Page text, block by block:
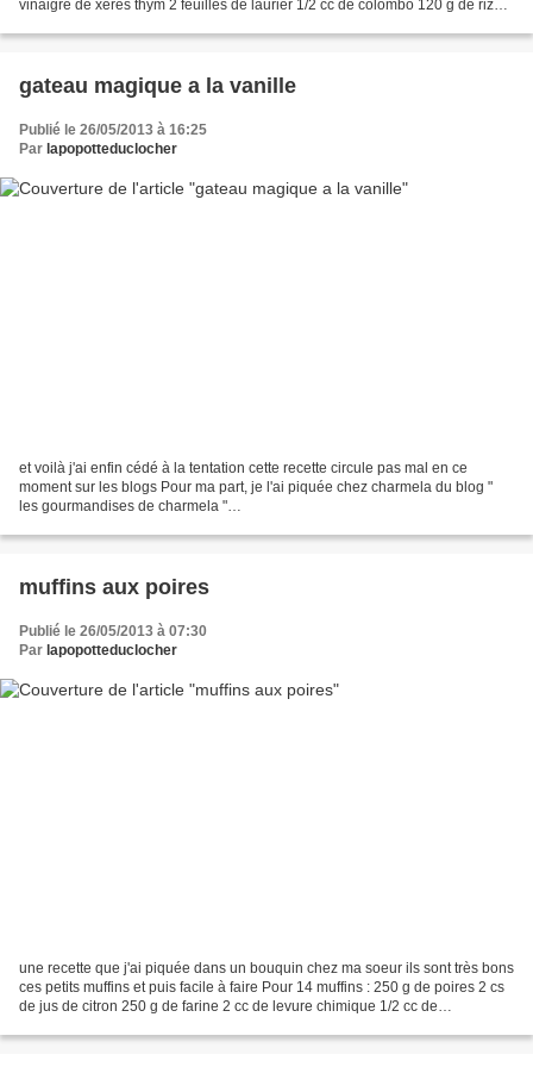
vinaigre de xeres thym 2 feuilles de laurier 1/2 cc de colombo 120 g de riz
gateau magique a la vanille
Publié le 26/05/2013 à 16:25
Par lapopotteduclocher
et voilà j'ai enfin cédé à la tentation cette recette circule pas mal en ce
moment sur les blogs Pour ma part, je l'ai piquée chez charmela du blog "
les gourmandises de charmela "
vous...
muffins aux poires
Publié le 26/05/2013 à 07:30
Par lapopotteduclocher
une recette que j'ai piquée dans un bouquin chez ma soeur ils sont très bons
ces petits muffins et puis facile à faire Pour 14 muffins : 250 g de poires 2 cs
de jus de citron 250 g de farine 2 cc de levure chimique 1/2 cc de